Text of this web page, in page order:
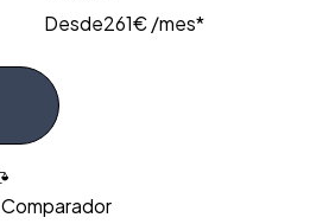
Desde261€ /mes*
Comparador